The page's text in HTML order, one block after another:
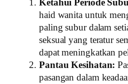
Ketahui Periode
haid wanita untuk
paling subur dalam
seksual yang teratur
dapat meningkatkan
Pantau Kesihatan:
pasangan dalam